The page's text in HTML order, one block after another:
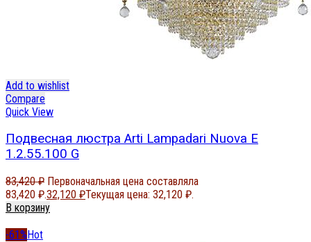
Add to wishlist
Compare
Quick View
Подвесная люстра Arti Lampadari Nuova E
1.2.55.100 G
83,420₽ Первоначальная цена составляла
83,420 ₽.32,120 ₽Текущая цена: 32,120 ₽.
В корзину
-61%Hot